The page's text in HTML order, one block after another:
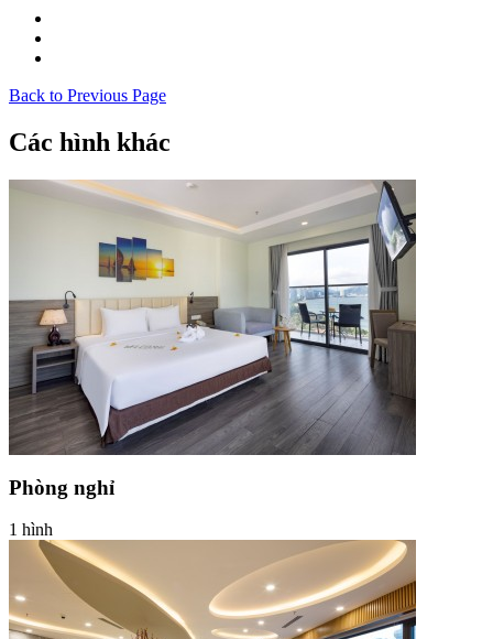
Back to Previous Page
Các hình khác
Phòng nghỉ
1 hình